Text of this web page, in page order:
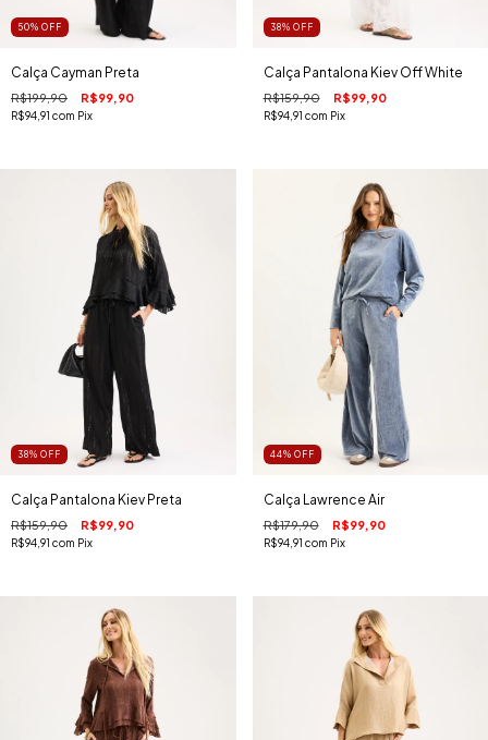
50% OFF
Calça Cayman Preta
R$199,90 R$99,90
R$94,91 com Pix
38% OFF
Calça Pantalona Kiev Off White
R$159,90 R$99,90
R$94,91 com Pix
38% OFF
Calça Pantalona Kiev Preta
R$159,90 R$99,90
R$94,91 com Pix
44% OFF
Calça Lawrence Air
R$179,90 R$99,90
R$94,91 com Pix